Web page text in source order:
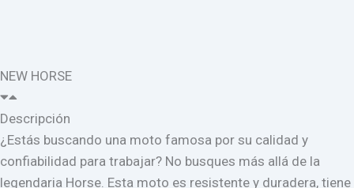
NEW HORSE
Descripción
¿Estás buscando una moto famosa por su calidad y
confiabilidad para trabajar? No busques más allá de la
legendaria Horse. Esta moto es resistente y duradera, tiene